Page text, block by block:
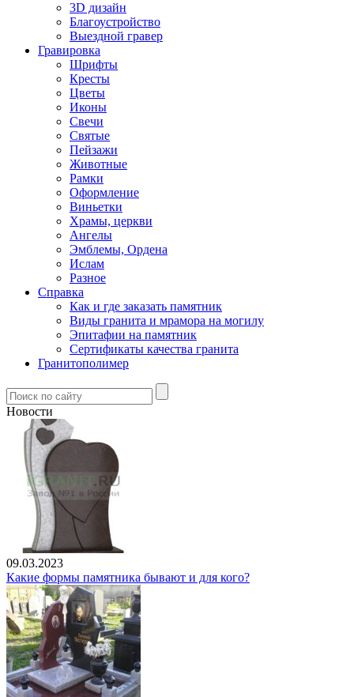
3D дизайн
Благоустройство
Выездной гравер
Гравировка
Шрифты
Кресты
Цветы
Иконы
Свечи
Святые
Пейзажи
Животные
Рамки
Оформление
Виньетки
Храмы, церкви
Ангелы
Эмблемы, Ордена
Ислам
Разное
Справка
Как и где заказать памятник
Виды гранита и мрамора на могилу
Эпитафии на памятник
Сертификаты качества гранита
Гранитополимер
Новости
09.03.2023
Какие формы памятника бывают и для кого?